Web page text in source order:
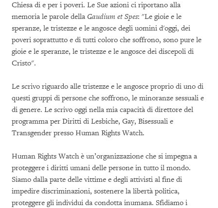
Chiesa di e per i poveri. Le Sue azioni ci riportano alla
memoria le parole della Gaudium et Spes: "Le gioie e le
speranze, le tristezze e le angosce degli uomini d'oggi, dei
poveri soprattutto e di tutti coloro che soffrono, sono pure le
gioie e le speranze, le tristezze e le angosce dei discepoli di
Cristo".
Le scrivo riguardo alle tristezze e le angosce proprio di uno di
questi gruppi di persone che soffrono, le minoranze sessuali e
di genere. Le scrivo oggi nella mia capacità di direttore del
programma per Diritti di Lesbiche, Gay, Bisessuali e
Transgender presso Human Rights Watch.
Human Rights Watch è un’organizzazione che si impegna a
proteggere i diritti umani delle persone in tutto il mondo.
Siamo dalla parte delle vittime e degli attivisti al fine di
impedire discriminazioni, sostenere la libertà politica,
proteggere gli individui da condotta inumana. Sfidiamo i